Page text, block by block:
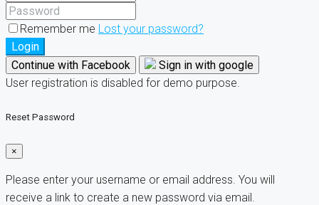
Remember me Lost your password?
Login
Continue with Facebook
Sign in with google
User registration is disabled for demo purpose.
Reset Password
×
Please enter your username or email address. You will
receive a link to create a new password via email.